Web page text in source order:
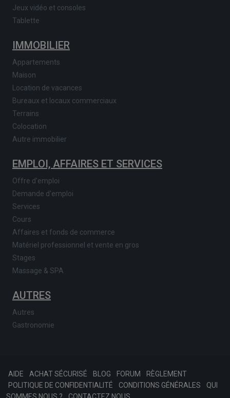
Jeux vidéo et consoles
Tablette
IMMOBILIER
Appartements
Maison
Location de vacances
Bureaux et locaux commerciaux
Terrains
Colocation
Autre immobilier
EMPLOI, AFFAIRES ET SERVICES
Offre d'emploi
Demande d'emploi
Services
Cours
Affaires et fonds de commerce
Matériel professionnel et vente en gros
Stages
Massage & SPA
AUTRES
Autres
Gastronomie
AIDE ACHAT SÉCURISÉ BLOG FORUM
RÈGLEMENT
POLITIQUE DE CONFIDENTIALITÉ
CONDITIONS GÉNÉRALES
QUI